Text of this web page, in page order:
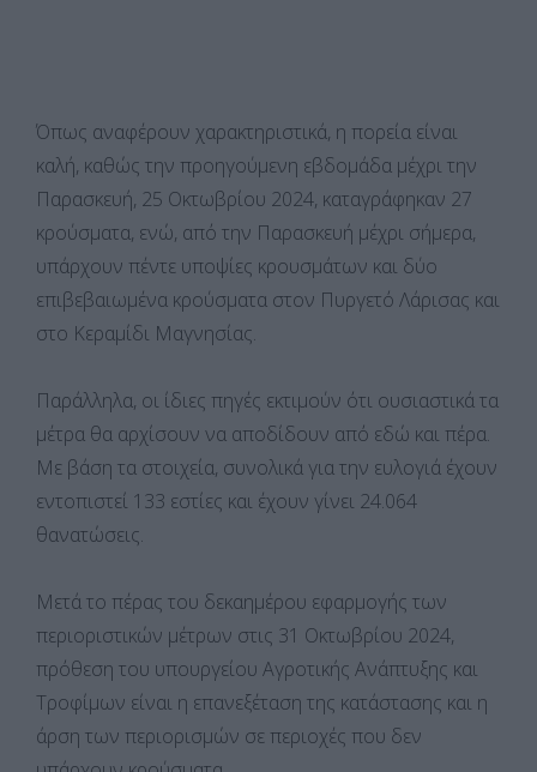
Όπως αναφέρουν χαρακτηριστικά, η πορεία είναι
καλή, καθώς την προηγούμενη εβδομάδα μέχρι την
Παρασκευή, 25 Οκτωβρίου 2024, καταγράφηκαν 27
κρούσματα, ενώ, από την Παρασκευή μέχρι σήμερα,
υπάρχουν πέντε υποψίες κρουσμάτων και δύο
επιβεβαιωμένα κρούσματα στον Πυργετό Λάρισας και
στο Κεραμίδι Μαγνησίας.
Παράλληλα, οι ίδιες πηγές εκτιμούν ότι ουσιαστικά τα
μέτρα θα αρχίσουν να αποδίδουν από εδώ και πέρα.
Με βάση τα στοιχεία, συνολικά για την ευλογιά έχουν
εντοπιστεί 133 εστίες και έχουν γίνει 24.064
θανατώσεις.
Μετά το πέρας του δεκαημέρου εφαρμογής των
περιοριστικών μέτρων στις 31 Οκτωβρίου 2024,
πρόθεση του υπουργείου Αγροτικής Ανάπτυξης και
Τροφίμων είναι η επανεξέταση της κατάστασης και η
άρση των περιορισμών σε περιοχές που δεν